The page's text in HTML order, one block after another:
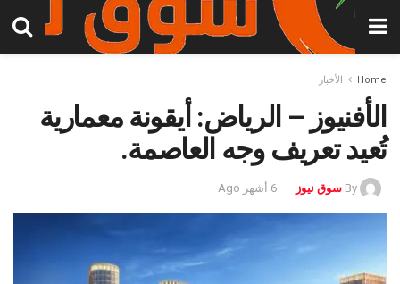
Home الأخبار
الأفنيوز – الرياض: أيقونة معمارية
تُعيد تعريف وجه العاصمة.
By سوق نيوز 6 أشهر Ago